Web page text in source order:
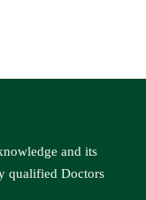
and its
qualified Doctors